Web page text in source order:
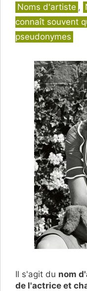
Catégories
Noms d'artiste ,
connaît souvent
pseudonymes
Il s'agit du nom
de l'actrice et